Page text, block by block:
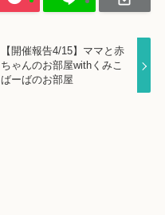
【開催報告4/15】ママと赤
ちゃんのお部屋withくみこ
ばーばのお部屋